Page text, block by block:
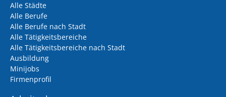
Alle Städte
Alle Berufe
Alle Berufe nach Stadt
Alle Tätigkeitsbereiche
Alle Tätigkeitsbereiche nach Stadt
Ausbildung
Minijobs
Firmenprofil